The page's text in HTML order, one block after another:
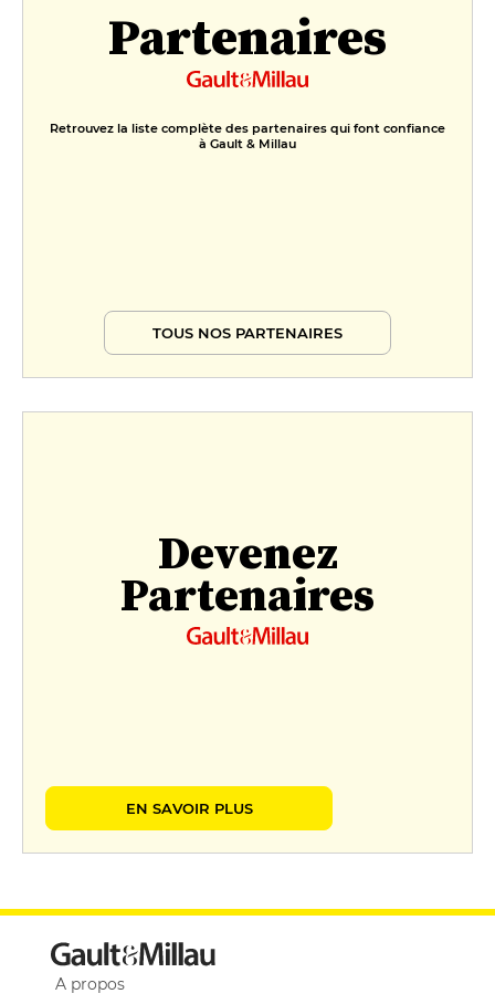
Partenaires
Retrouvez la liste complète des partenaires qui font confiance
à Gault & Millau
TOUS NOS PARTENAIRES
Devenez
Partenaires
EN SAVOIR PLUS
A propos